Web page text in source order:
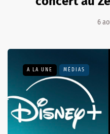
6
A LA UNE MÉDIAS